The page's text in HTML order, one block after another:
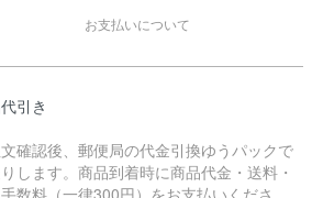
お支払いについて
引き
確認後、郵便局の代金引換ゆうパックで
します。商品到着時に商品代金・送料・
数料（一律300円）をお支払いくださ